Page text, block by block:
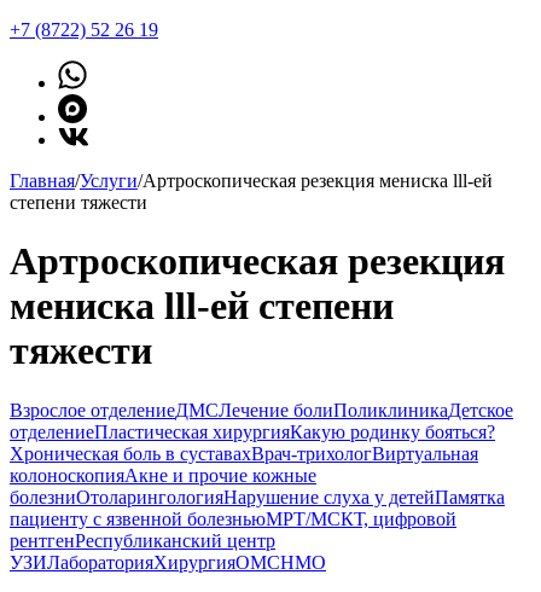
+7 (8722) 52 26 19
Главная/Услуги/Артроскопическая резекция мениска lll-ей
степени тяжести
Артроскопическая резекция
мениска lll-ей степени
тяжести
Взрослое отделениеДМСЛечение болиПоликлиникаДетское
отделениеПластическая хирургияКакую родинку бояться?
Хроническая боль в суставахВрач-трихологВиртуальная
колоноскопияАкне и прочие кожные
болезниОтоларингологияНарушение слуха у детейПамятка
пациенту с язвенной болезньюМРТ/МСКТ, цифровой
рентгенРеспубликанский центр
УЗИЛабораторияХирургияОМСНМО